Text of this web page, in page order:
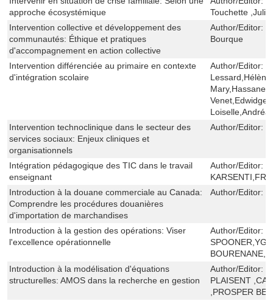
approche écosystémique
Touchette
Intervention collective et développement des
communautés: Éthique et pratiques
d'accompagnement en action collective
Author/Editor:
Bourque
Intervention différenciée au primaire en contexte
d'intégration scolaire
Author/Editor:
Mary,Hassane
Venet,Edwidge
Intervention technoclinique dans le secteur des
services sociaux: Enjeux cliniques et
organisationnels
Author/Editor:
Intégration pédagogique des TIC dans le travail
enseignant
Author/Editor:
Introduction à la douane commerciale au Canada:
Comprendre les procédures douanières
d'importation de marchandises
Author/Editor:
Introduction à la gestion des opérations: Viser
l'excellence opérationnelle
Author/Editor:
Introduction à la modélisation d'équations
structurelles: AMOS dans la recherche en gestion
Author/Editor:
PLAISENT
,PROSPER